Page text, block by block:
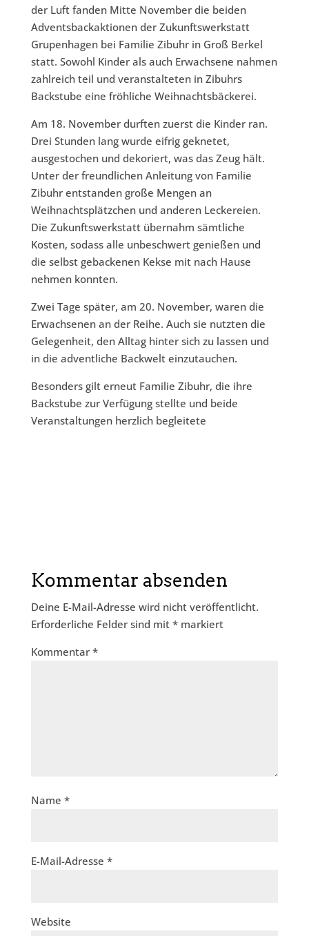
der Luft fanden Mitte November die beiden
Adventsbackaktionen der Zukunftswerkstatt
Grupenhagen bei Familie Zibuhr in Groß Berkel
statt. Sowohl Kinder als auch Erwachsene nahmen
zahlreich teil und veranstalteten in Zibuhrs
Backstube eine fröhliche Weihnachtsbäckerei.
Am 18. November durften zuerst die Kinder ran.
Drei Stunden lang wurde eifrig geknetet,
ausgestochen und dekoriert, was das Zeug hält.
Unter der freundlichen Anleitung von Familie
Zibuhr entstanden große Mengen an
Weihnachtsplätzchen und anderen Leckereien.
Die Zukunftswerkstatt übernahm sämtliche
Kosten, sodass alle unbeschwert genießen und
die selbst gebackenen Kekse mit nach Hause
nehmen konnten.
Zwei Tage später, am 20. November, waren die
Erwachsenen an der Reihe. Auch sie nutzten die
Gelegenheit, den Alltag hinter sich zu lassen und
in die adventliche Backwelt einzutauchen.
Besonders gilt erneut Familie Zibuhr, die ihre
Backstube zur Verfügung stellte und beide
Veranstaltungen herzlich begleitete
Kommentar absenden
Deine E-Mail-Adresse wird nicht veröffentlicht.
Erforderliche Felder sind mit *markiert
Kommentar *
Name *
E-Mail-Adresse *
Website